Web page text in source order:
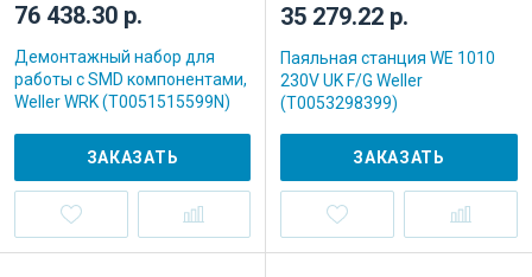
76 438.30 р.
Демонтажный набор для
работы с SMD компонентами,
Weller WRK (T0051515599N)
ЗАКАЗАТЬ
35 279.22 р.
Паяльная станция WE 1010
230V UK F/G Weller
(T0053298399)
ЗАКАЗАТЬ